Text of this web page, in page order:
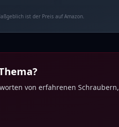
ist der Preis auf Amazon.
von erfahrenen Schraubern,